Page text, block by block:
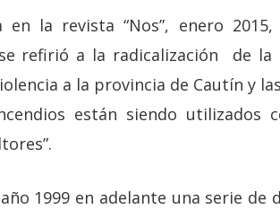
en la revista “Nos”, enero
refirió a la radicalización de la
a la provincia de Cautín y
están siendo utilizados
1999 en adelante una serie de